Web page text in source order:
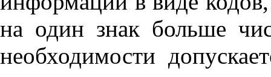
на один знак больше
необходимости